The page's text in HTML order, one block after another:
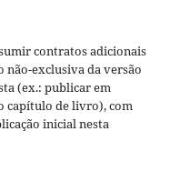
contratos adicionais
não-exclusiva da versão
(ex.: publicar em
capítulo de livro), com
inicial nesta